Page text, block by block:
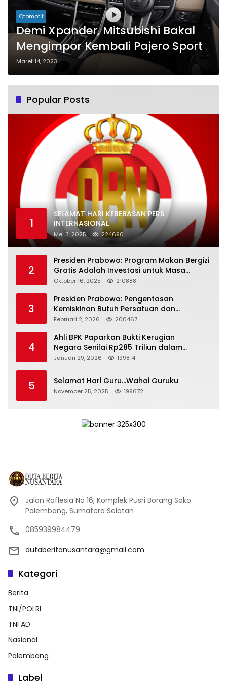
Otomotif
Demi Xpander, Mitsubishi Bakal
Mengimpor Kembali Pajero Sport
Maret 14, 2023
Popular Posts
1
SELAMAT HARI KEBEBASAN PERS
INTERNASIONAL
Mei 3, 2025 224690
2
Presiden Prabowo: Program Makan Bergizi
Gratis Adalah Investasi untuk Masa
Depan Bangsa
Oktober 16, 2025 210888
3
Presiden Prabowo: Pengentasan
Kemiskinan Butuh Persatuan dan
Kepemimpinan yang Bertanggung Jawab
Februari 2, 2026 200467
4
Ahli BPK Paparkan Bukti Kerugian
Negara Senilai Rp285 Triliun dalam
Persidangan Korupsi PT Pertamina
Januari 29, 2026 199814
5 Selamat Hari Guru…Wahai Guruku
November 25, 2025 199672
Jalan Raflesia No 16, Komplek Pusri Borang Sako
Palembang, Sumatera Selatan
085939984479
dutaberitanusantara@gmail.com
Kategori
Berita
TNI/POLRI
TNI AD
Nasional
Palembang
Label